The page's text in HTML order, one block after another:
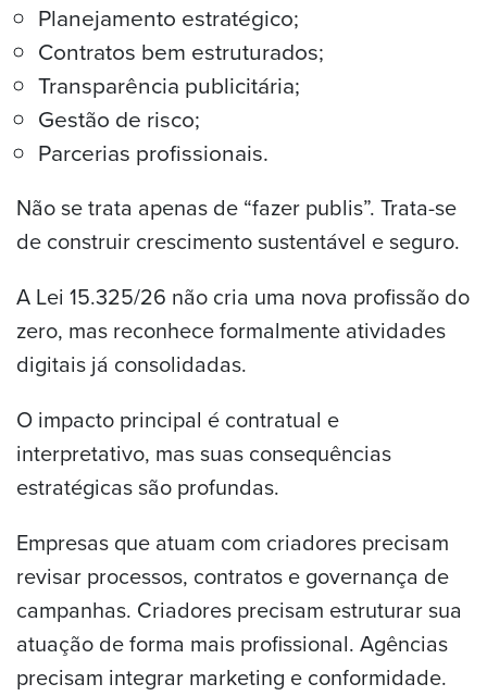
Planejamento estratégico;
Contratos bem estruturados;
Transparência publicitária;
Gestão de risco;
Parcerias profissionais.
Não se trata apenas de “fazer publis”. Trata-se
de construir crescimento sustentável e seguro.
A Lei 15.325/26 não cria uma nova profissão do
zero, mas reconhece formalmente atividades
digitais já consolidadas.
O impacto principal é contratual e
interpretativo, mas suas consequências
estratégicas são profundas.
Empresas que atuam com criadores precisam
revisar processos, contratos e governança de
campanhas. Criadores precisam estruturar sua
atuação de forma mais profissional. Agências
precisam integrar marketing e conformidade.